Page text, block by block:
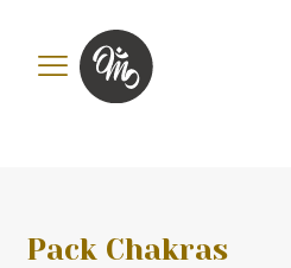
Pack Chakras